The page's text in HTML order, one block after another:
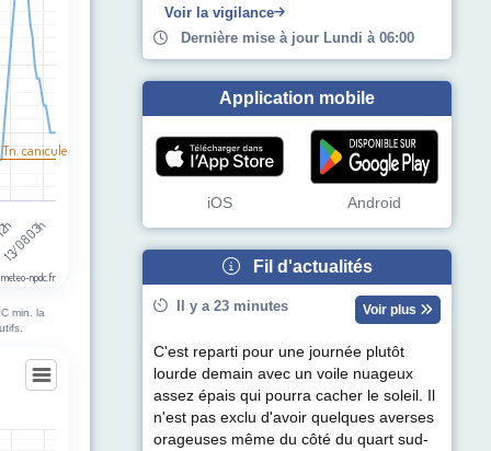
13/08 03h
meteo-npdc.fr
Tn. canicule
min. la
Voir la vigilance
Dernière mise à jour Lundi à 06:00
Application mobile
iOS Android
Fil d'actualités
Il y a 23 minutes Voir plus
C'est reparti pour une journée plutôt
lourde demain avec un voile nuageux
assez épais qui pourra cacher le soleil. Il
n'est pas exclu d'avoir quelques averses
orageuses même du côté du quart sud-